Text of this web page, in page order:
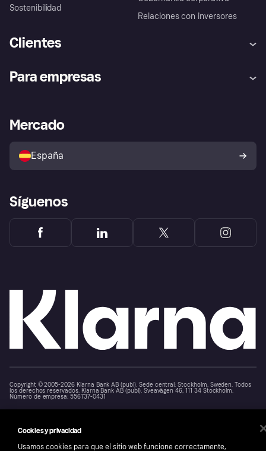
Sostenibilidad
Relaciones con inversores
Clientes
Inicio de sesión
Directorio de tiendas
Política de protección al
comprador de Klarna
Reclamaciones
Para empresas
Acceso empresas
Mercado
España
Síguenos
Copyright © 2005-2026 Klarna Bank AB (publ). Sede central: Stockholm, Sweden. Todos
los derechos reservados. Klarna Bank AB (publ). Sveavägen 46, 111 34 Stockholm.
Número de empresa: 556737-0431
Cookies y privacidad
Usamos cookies para que el sitio web funcione correctamente,